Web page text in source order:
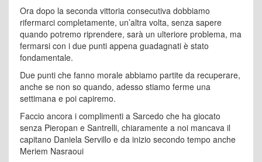
Ora dopo la seconda vittoria consecutiva dobbiamo
rifermarci completamente, un’altra volta, senza sapere
quando potremo riprendere, sarà un ulteriore problema, ma
fermarsi con i due punti appena guadagnati è stato
fondamentale.
Due punti che fanno morale abbiamo partite da recuperare,
anche se non so quando, adesso stiamo ferme una
settimana e poi capiremo.
Faccio ancora i complimenti a Sarcedo che ha giocato
senza Pieropan e Santrelli, chiaramente a noi mancava il
capitano Daniela Servillo e da inizio secondo tempo anche
Meriem Nasraoui